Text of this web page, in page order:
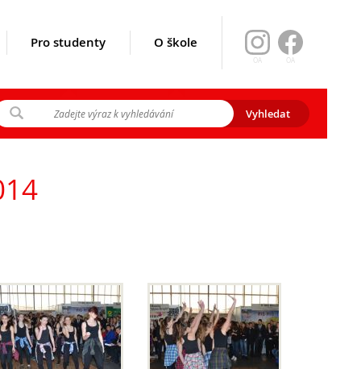
OA
OA
srpen
EVA)
Pro studenty O škole